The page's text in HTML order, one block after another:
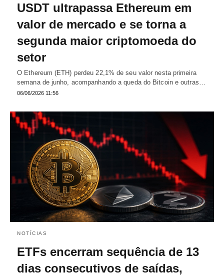
USDT ultrapassa Ethereum em
valor de mercado e se torna a
segunda maior criptomoeda do
setor
O Ethereum (ETH) perdeu 22,1% de seu valor nesta primeira
semana de junho, acompanhando a queda do Bitcoin e outras…
06/06/2026 11:56
NOTÍCIAS
ETFs encerram sequência de 13
dias consecutivos de saídas,